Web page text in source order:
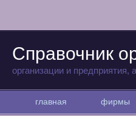
Справочник
организации и
главная фирмы